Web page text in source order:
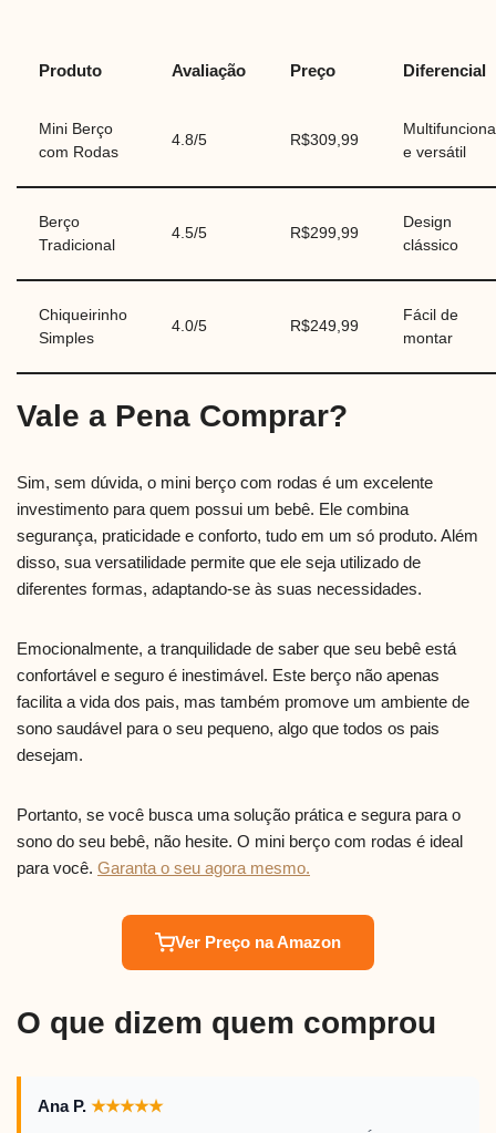
Produto Avaliação Preço Diferencial
Mini Berço
com Rodas
4.8/5 R$309,99
e versátil
Berço
Tradicional
4.5/5 R$299,99
Design
clássico
Chiqueirinho
Simples
4.0/5 R$249,99
Fácil de
montar
Vale a Pena Comprar?
Sim, sem dúvida, o mini berço com rodas é um excelente
investimento para quem possui um bebê. Ele combina
segurança, praticidade e conforto, tudo em um só produto. Além
disso, sua versatilidade permite que ele seja utilizado de
diferentes formas, adaptando-se às suas necessidades.
Emocionalmente, a tranquilidade de saber que seu bebê está
confortável e seguro é inestimável. Este berço não apenas
facilita a vida dos pais, mas também promove um ambiente de
sono saudável para o seu pequeno, algo que todos os pais
desejam.
Portanto, se você busca uma solução prática e segura para o
sono do seu bebê, não hesite. O mini berço com rodas é ideal
para você. Garanta o seu agora mesmo.
Ver Preço na Amazon
O que dizem quem comprou
Ana P. ★★★★★